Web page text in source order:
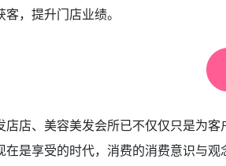
，提升门店业绩。
店店、美容美发会所已不仅仅只是为
在是享受的时代，消费的消费意识与